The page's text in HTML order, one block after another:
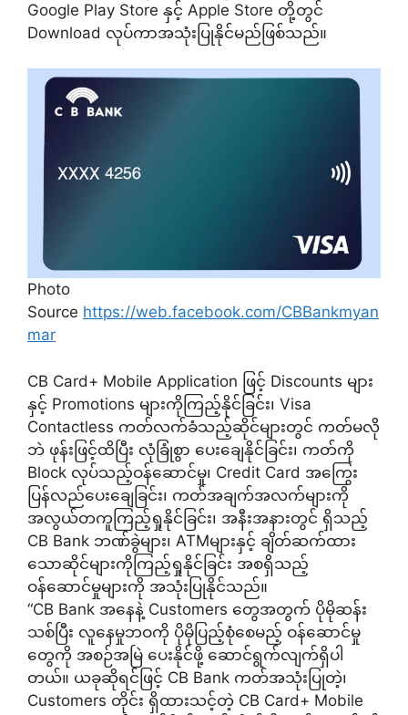
Google Play Store နှင့် Apple Store တို့တွင်
Download လုပ်ကာအသုံးပြုနိုင်မည်ဖြစ်သည်။
Photo
Source https://web.facebook.com/CBBankmyan
mar
CB Card+ Mobile Application ဖြင့် Discounts များ
နှင့် Promotions များကိုကြည့်နိုင်ခြင်း၊ Visa
Contactless ကတ်လက်ခံသည့်ဆိုင်များတွင် ကတ်မလို
ဘဲ ဖုန်းဖြင့်ထိပြီး လုံခြုံစွာ ပေးချေနိုင်ခြင်း၊ ကတ်ကို
Block လုပ်သည့်ဝန်ဆောင်မှု၊ Credit Card အကြွေး
ပြန်လည်ပေးချေခြင်း၊ ကတ်အချက်အလက်များကို
အလွယ်တကူကြည့်ရှုနိုင်ခြင်း၊ အနီးအနားတွင် ရှိသည့်
CB Bank ဘဏ်ခွဲများ၊ ATMများနှင့် ချိတ်ဆက်ထား
သောဆိုင်များကိုကြည့်ရှုနိုင်ခြင်း အစရှိသည့်
ဝန်ဆောင်မှုများကို အသုံးပြုနိုင်သည်။
“CB Bank အနေနဲ့ Customers တွေအတွက် ပိုမိုဆန်း
သစ်ပြီး လူနေမှုဘဝကို ပိုမိုပြည့်စုံစေမည့် ဝန်ဆောင်မှု
တွေကို အစဉ်အမြဲ ပေးနိုင်ဖို့ ဆောင်ရွက်လျက်ရှိပါ
တယ်။ ယခုဆိုရင်ဖြင့် CB Bank ကတ်အသုံးပြုတဲ့၊
Customers တိုင်း ရှိထားသင့်တဲ့ CB Card+ Mobile